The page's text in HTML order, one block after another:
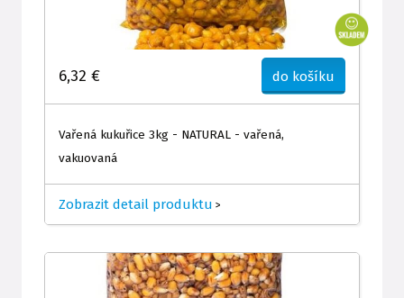
6,32 € do košíku
Vařená kukuřice 3kg - NATURAL - vařená,
vakuovaná
Zobrazit detail produktu >